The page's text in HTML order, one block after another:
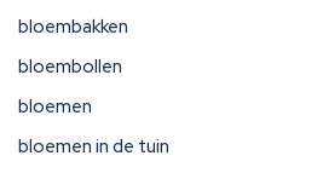
bloembakken
bloembollen
bloemen
bloemen in de tuin